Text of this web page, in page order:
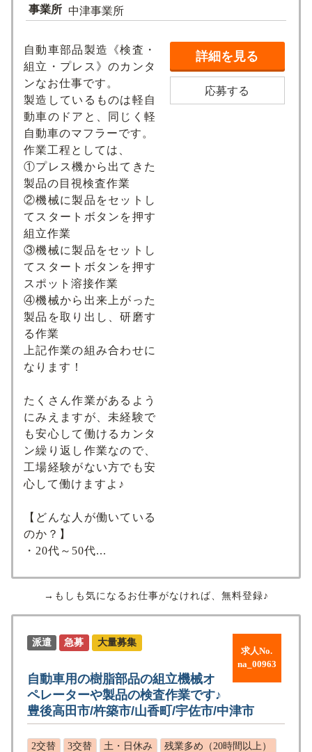
事業所 中津事業所
自動車部品製造《検査・
組立・プレス》のカンタ
ンなお仕事です。
製造しているものは軽自
動車のドアと、同じく軽
自動車のマフラーです。
作業工程としては、
①プレス機から出てきた
製品の目視検査作業
②機械に製品をセットし
てスタートボタンを押す
組立作業
③機械に製品をセットし
てスタートボタンを押す
スポット溶接作業
④機械から出来上がった
製品を取り出し、研磨す
る作業
上記作業の組み合わせに
なります！
たくさん作業があるよう
にみえますが、未経験で
も安心して働けるカンタ
ン繰り返し作業なので、
工場経験がない方でも安
心して働けますよ♪
【どんな人が働いている
のか？】
・20代～50代...
詳細を見る
応募する
→もしも気になるお仕事がなければ、無料登録♪
求人No.
na_00963
派遣 急募 大量募集
自動車用の樹脂部品の組立機械オ
ペレーターや製品の検査作業です♪
豊後高田市/杵築市/山香町/宇佐市/中津市
2交替 3交替 土・日休み
残業多め（20時間以上）